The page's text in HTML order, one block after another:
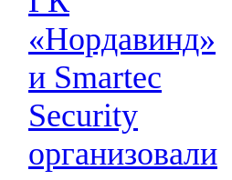
«Нордавинд»
и Smartec
Security
организовали